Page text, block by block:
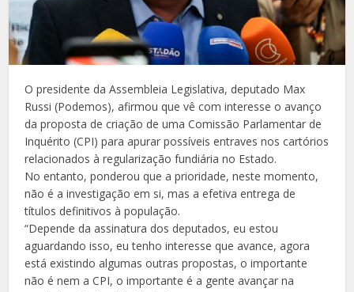
O presidente da Assembleia Legislativa, deputado Max
Russi (Podemos), afirmou que vê com interesse o avanço
da proposta de criação de uma Comissão Parlamentar de
Inquérito (CPI) para apurar possíveis entraves nos cartórios
relacionados à regularização fundiária no Estado.
No entanto, ponderou que a prioridade, neste momento,
não é a investigação em si, mas a efetiva entrega de
títulos definitivos à população.
“Depende da assinatura dos deputados, eu estou
aguardando isso, eu tenho interesse que avance, agora
está existindo algumas outras propostas, o importante
não é nem a CPI, o importante é a gente avançar na